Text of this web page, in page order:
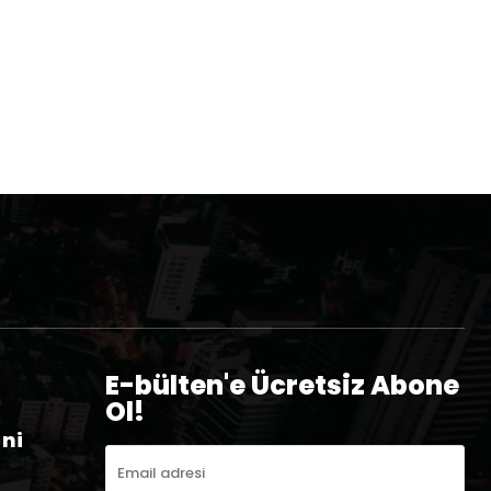
E-bülten'e Ücretsiz Abone
Ol!